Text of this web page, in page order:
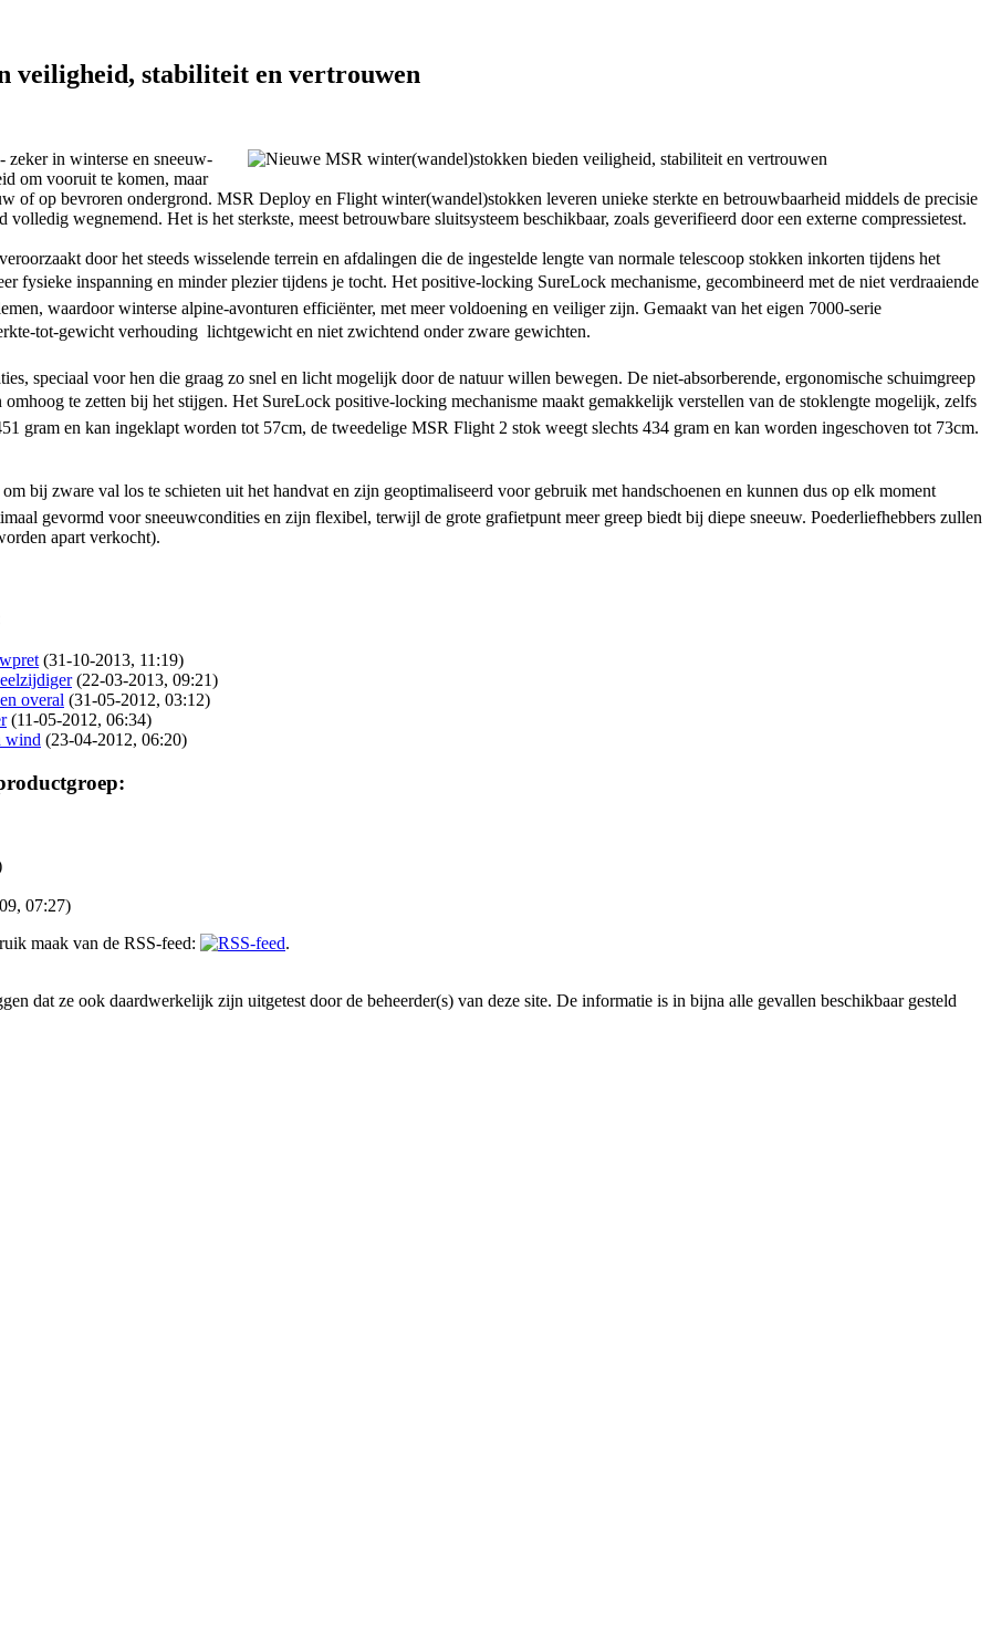
veiligheid, stabiliteit en vertrouwen
in winterse en sneeuw-
om vooruit te komen, maar
of op bevroren ondergrond. MSR Deploy en Flight winter(wandel)stokken leveren unieke sterkte en betrouwbaarheid middels de precisie
wegnemend. Het is het sterkste, meest betrouwbare sluitsysteem beschikbaar, zoals geverifieerd door een externe compressietest.
door het steeds wisselende terrein en afdalingen die de ingestelde lengte van normale telescoop stokken inkorten tijdens het
fysieke inspanning en minder plezier tijdens je tocht. Het positive-locking SureLock mechanisme, gecombineerd met de niet verdraaiende
waardoor winterse alpine-avonturen efficiënter, met meer voldoening en veiliger zijn. Gemaakt van het eigen 7000-serie
tot-gewicht verhouding  lichtgewicht en niet zwichtend onder zware gewichten.
speciaal voor hen die graag zo snel en licht mogelijk door de natuur willen bewegen. De niet-absorberende, ergonomische schuimgreep
te zetten bij het stijgen. Het SureLock positive-locking mechanisme maakt gemakkelijk verstellen van de stoklengte mogelijk, zelfs
gram en kan ingeklapt worden tot 57cm, de tweedelige MSR Flight 2 stok weegt slechts 434 gram en kan worden ingeschoven tot 73cm.
bij zware val los te schieten uit het handvat en zijn geoptimaliseerd voor gebruik met handschoenen en kunnen dus op elk moment
gevormd voor sneeuwcondities en zijn flexibel, terwijl de grote grafietpunt meer greep biedt bij diepe sneeuw. Poederliefhebbers zullen
apart verkocht).
(31-10-2013, 11:19)
(22-03-2013, 09:21)
overal (31-05-2012, 03:12)
(11-05-2012, 06:34)
wind (23-04-2012, 06:20)
07:27)
maak van de RSS-feed:
.
dat ze ook daardwerkelijk zijn uitgetest door de beheerder(s) van deze site. De informatie is in bijna alle gevallen beschikbaar gesteld